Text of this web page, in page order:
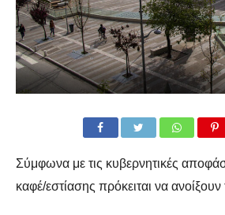
Σύμφωνα με τις κυβερνητικές
καφέ/εστίασης πρόκειται να ανοίξουν